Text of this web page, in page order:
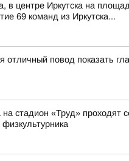
в центре Иркутска на
69 команд из Иркутска...
отличный повод показать
на стадион «Труд»